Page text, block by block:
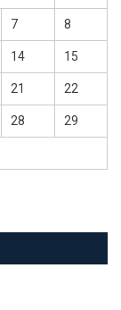
7 8
14 15
21 22
28 29